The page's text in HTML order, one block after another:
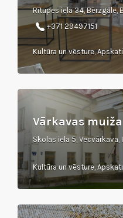
+371 29497151
Kultūra un vēsture, Apskati
Vārkavas muiža
Kultūra un vēsture, Apskati